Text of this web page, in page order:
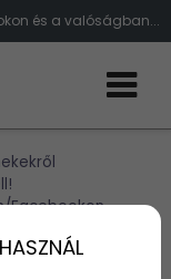
és a valóságban...
Facebookon